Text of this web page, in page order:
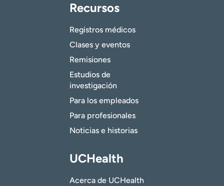
Recursos
Registros médicos
Clases y eventos
Remisiones
Estudios de
investigación
Para los empleados
Para profesionales
Noticias e historias
UCHealth
Acerca de UCHealth